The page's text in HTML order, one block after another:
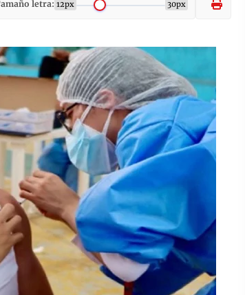
letra: 12px 30px